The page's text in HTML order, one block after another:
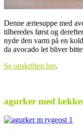
Denne ærtesuppe med
tilberedes først og
nyde den varm på en
da avocado let bliver
Se opskriften her.
agurker med